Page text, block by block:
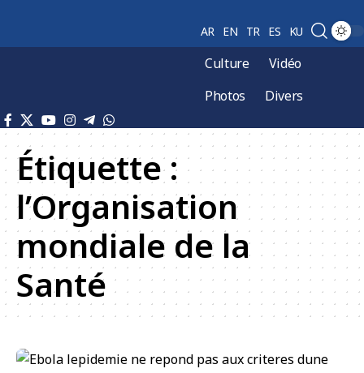
AR EN TR ES KU
Culture
Vidéo
Photos
Divers
Étiquette :
l’Organisation
mondiale de la
Santé